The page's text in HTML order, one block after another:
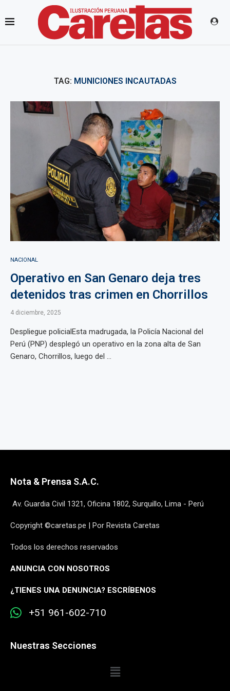
TAG: MUNICIONES INCAUTADAS
NACIONAL
Operativo en San Genaro deja tres
detenidos tras crimen en Chorrillos
4 diciembre, 2025
Despliegue policialEsta madrugada, la Policía Nacional del
Perú (PNP) desplegó un operativo en la zona alta de San
Genaro, Chorrillos, luego del ...
Nota & Prensa S.A.C.
Av. Guardia Civil 1321, Oficina 1802, Surquillo, Lima - Perú
Copyright ©caretas.pe | Por Revista Caretas
Todos los derechos reservados
ANUNCIA CON NOSOTROS
¿TIENES UNA DENUNCIA? ESCRÍBENOS
+51 961-602-710
Nuestras Secciones